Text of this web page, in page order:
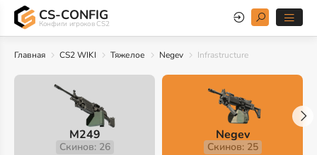
CS-CONFIG
Конфиги игроков CS2
Главная CS2 WIKI Тяжелое Negev Infrastructure
M249
Скинов: 26
Negev
Скинов: 25